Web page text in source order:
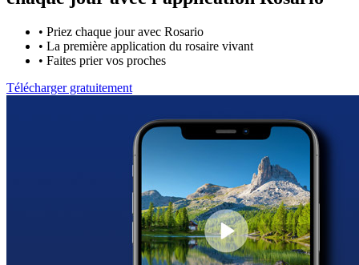
• Priez chaque jour avec Rosario
• La première application du rosaire vivant
• Faites prier vos proches
Télécharger gratuitement